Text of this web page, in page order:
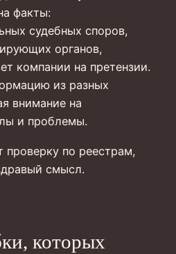
факты:
судебных споров,
органов,
компании на претензии.
из разных
внимание на
и проблемы.
проверку по реестрам,
смысл.
которых